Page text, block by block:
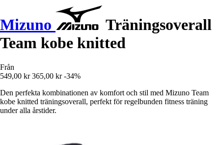
Mizuno
Träningsoverall
Team kobe knitted
Från
549,00 kr 365,00 kr -34%
Den perfekta kombinationen av komfort och stil med Mizuno Team
kobe knitted träningsoverall, perfekt för regelbunden fitness träning
under alla årstider.